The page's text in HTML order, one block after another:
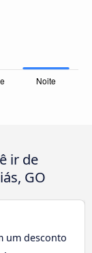
ir de
GO
um desconto